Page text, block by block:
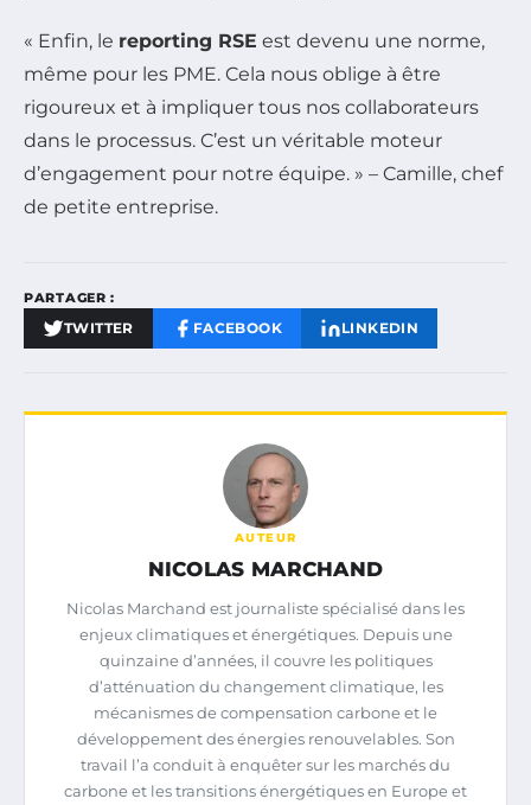
« Enfin, le reporting RSE est devenu une norme,
même pour les PME. Cela nous oblige à être
rigoureux et à impliquer tous nos collaborateurs
dans le processus. C’est un véritable moteur
d’engagement pour notre équipe. » – Camille, chef
de petite entreprise.
PARTAGER :
TWITTER FACEBOOK LINKEDIN
AUTEUR
NICOLAS MARCHAND
Nicolas Marchand est journaliste spécialisé dans les
enjeux climatiques et énergétiques. Depuis une
quinzaine d’années, il couvre les politiques
d’atténuation du changement climatique, les
mécanismes de compensation carbone et le
développement des énergies renouvelables. Son
travail l’a conduit à enquêter sur les marchés du
carbone et les transitions énergétiques en Europe et